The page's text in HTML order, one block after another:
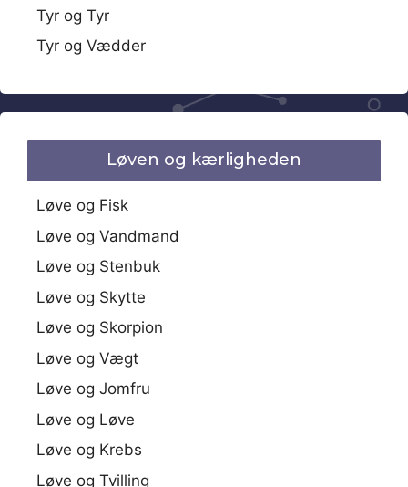
Tyr og Tyr
Tyr og Vædder
Løven og kærligheden
Løve og Fisk
Løve og Vandmand
Løve og Stenbuk
Løve og Skytte
Løve og Skorpion
Løve og Vægt
Løve og Jomfru
Løve og Løve
Løve og Krebs
Løve og Tvilling